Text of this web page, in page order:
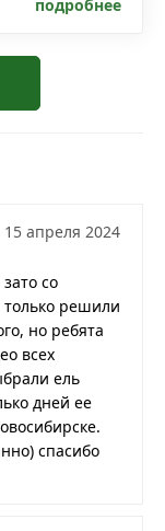
подробнее
15 апреля 2024
со
только решили
но ребята
всех
ель
дней ее
спасибо